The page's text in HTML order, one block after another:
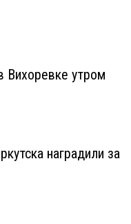
Вихоревке утром
наградили за